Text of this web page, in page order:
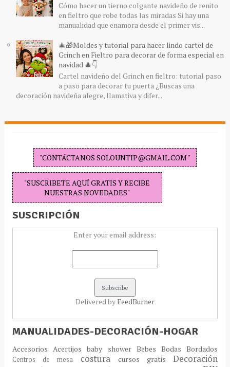
Cómo hacer un tierno colgante navideño de renito
en fieltro que robe todas las miradas Si hay una
manualidad que enamora desde el primer vis...
🎄🎁Moldes y tutorial para hacer lindo cartel de
Grinch en Fieltro para decorar de forma especial en
navidad 🎄👇
Cartel navideño del Grinch en fieltro: tutorial paso
a paso para decorar tu puerta ¿Buscas una
decoración navideña alegre, llamativa y difer...
"CONTÁCTANOS SOLOUNTIP@GMAIL.COM "
"SUSCRIBETE AQUÍ GRATIS Y RECIBE
NUESTRAS NOVEDADES"
SUSCRIPCIÓN
Enter your email address:
Delivered by FeedBurner
MANUALIDADES-DECORACIÓN-HOGAR
AccesoriosAcertijosbaby shower Bebes BodasBordados
Centros de mesa costura cursos gratisDecoración